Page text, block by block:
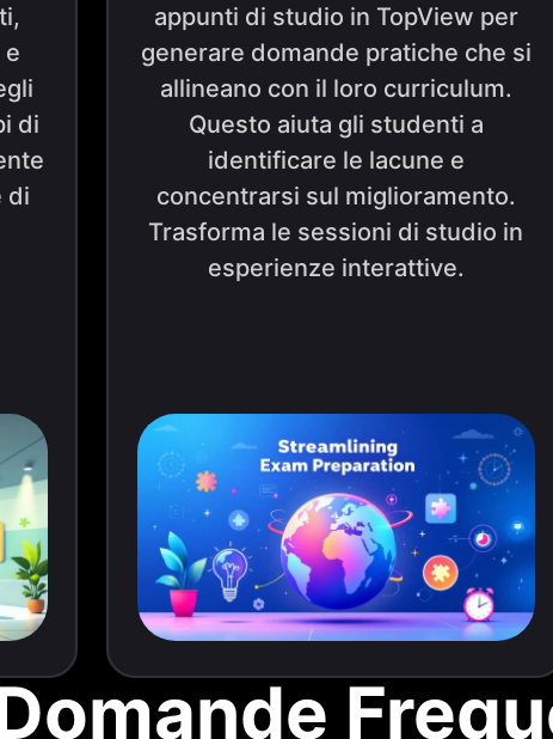
di
di
appunti di studio in TopView per
generare domande pratiche che si
allineano con il loro curriculum.
Questo aiuta gli studenti a
identificare le lacune e
concentrarsi sul miglioramento.
Trasforma le sessioni di studio in
esperienze interattive.